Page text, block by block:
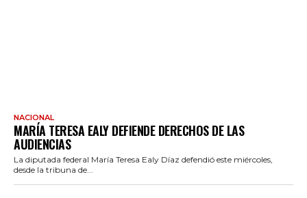
NACIONAL
MARÍA TERESA EALY DEFIENDE DERECHOS DE LAS
AUDIENCIAS
La diputada federal María Teresa Ealy Díaz defendió este miércoles,
desde la tribuna de...